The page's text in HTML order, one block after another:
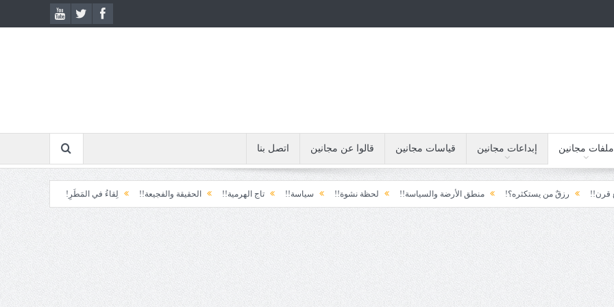
ملفات مجانين إبداعات مجانين قياسات مجانين قالوا عن مجانين اتصل بنا
رزقٌ من يستكثره؟! منطق الأرضة والسياسة!! لحظة نشوة!! سياسة!! تاج الهرمية!! الحقيقة والفجيعة!! لِقاءُ في المَطَرِ! أين القيادة!!